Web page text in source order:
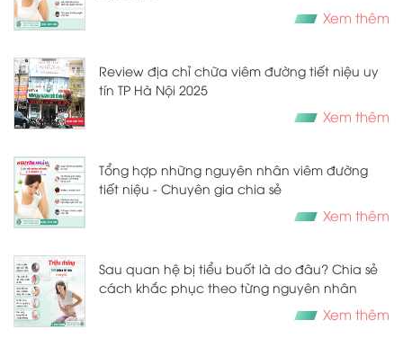
Xem thêm
Review địa chỉ chữa viêm đường tiết niệu uy
tín TP Hà Nội 2025
Xem thêm
Tổng hợp những nguyên nhân viêm đường
tiết niệu - Chuyên gia chia sẻ
Xem thêm
Sau quan hệ bị tiểu buốt là do đâu? Chia sẻ
cách khắc phục theo từng nguyên nhân
Xem thêm